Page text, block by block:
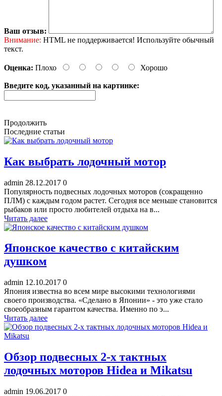
Ваш отзыв:
Внимание: HTML не поддерживается! Используйте обычный
текст.
Оценка: Плохо Хорошо
Введите код, указанный на картинке:
Продолжить
Последние статьи
Как выбрать лодочный мотор
admin 28.12.2017 0
Популярность подвесных лодочных моторов (сокращенно
ПЛМ) с каждым годом растет. Сегодня все меньше становится
рыбаков или просто любителей отдыха на в...
Читать далее
Японское качество с китайским
душком
admin 12.10.2017 0
Япония известна во всем мире высокими технологиями
своего производства. «Сделано в Японии» - это уже стало
своеобразным гарантом качества. Именно по э...
Читать далее
Обзор подвесных 2-х тактных
лодочных моторов Hidea и Mikatsu
admin 19.06.2017 0